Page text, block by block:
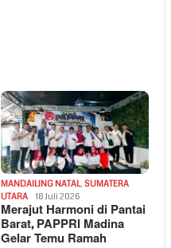
MANDAILING NATAL, SUMATERA
UTARA
18 Juli 2026
Merajut Harmoni di Pantai
Barat, PAPPRI Madina
Gelar Temu Ramah